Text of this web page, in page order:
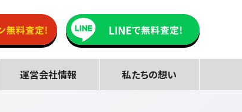
運営会社情報 私たちの想い